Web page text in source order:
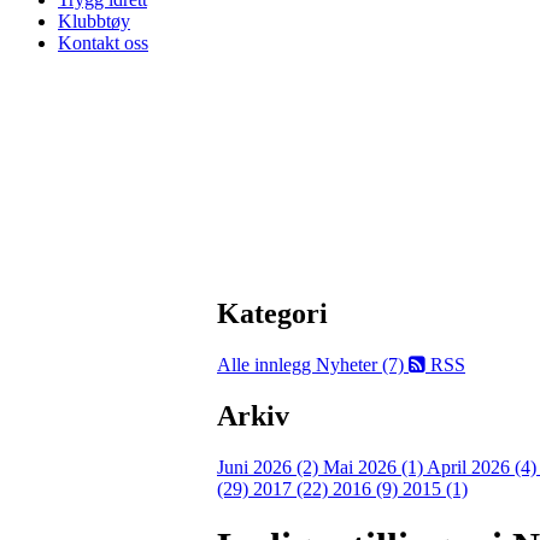
Klubbtøy
Kontakt oss
Kategori
Alle innlegg Nyheter (7) RSS
Arkiv
Juni 2026 (2) Mai 2026 (1) April 2026 (4)
(29) 2017 (22) 2016 (9) 2015 (1)